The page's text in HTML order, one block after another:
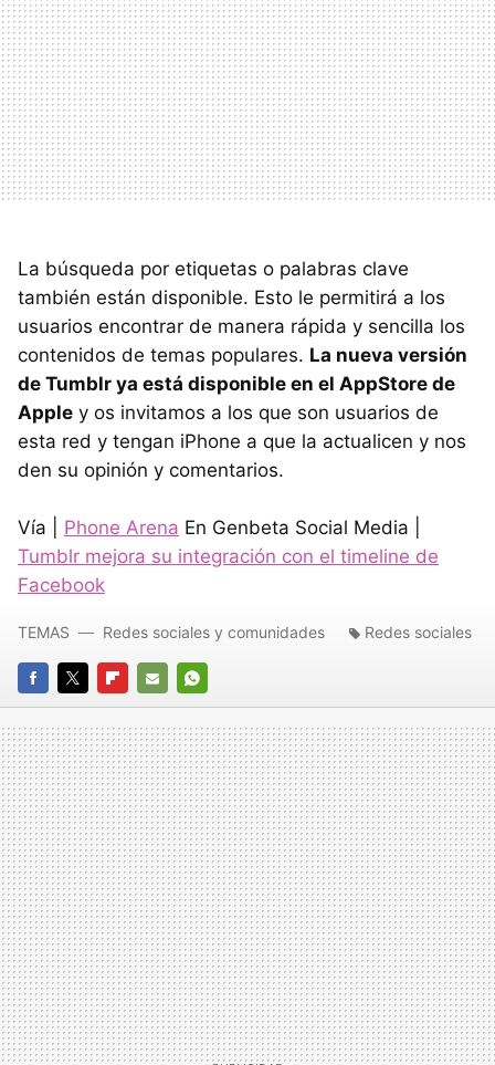
La búsqueda por etiquetas o palabras clave
también están disponible. Esto le permitirá a los
usuarios encontrar de manera rápida y sencilla los
contenidos de temas populares. La nueva versión
de Tumblr ya está disponible en el AppStore de
Apple y os invitamos a los que son usuarios de
esta red y tengan iPhone a que la actualicen y nos
den su opinión y comentarios.
Vía | Phone Arena En Genbeta Social Media |
Tumblr mejora su integración con el timeline de
Facebook
FACEBOOK
TWITTERFLIPBOARD
E-
MAIL
WHATSAPP
TEMAS Redes sociales y comunidades Redes sociales